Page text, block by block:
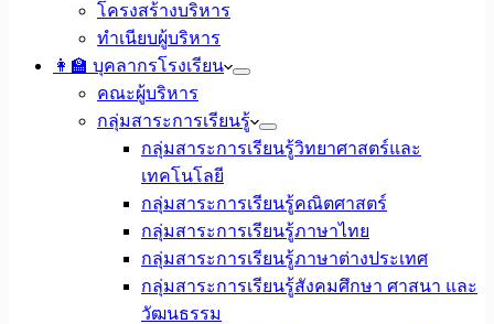
โครงสร้างบริหาร
ทำเนียบผู้บริหาร
👩‍🏫 บุคลากรโรงเรียน
คณะผู้บริหาร
กลุ่มสาระการเรียนรู้
กลุ่มสาระการเรียนรู้วิทยาศาสตร์และ
เทคโนโลยี
กลุ่มสาระการเรียนรู้คณิตศาสตร์
กลุ่มสาระการเรียนรู้ภาษาไทย
กลุ่มสาระการเรียนรู้ภาษาต่างประเทศ
กลุ่มสาระการเรียนรู้สังคมศึกษา ศาสนา และ
วัฒนธรรม